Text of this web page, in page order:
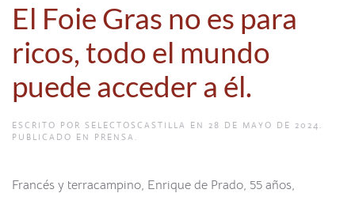
El Foie Gras no es para
ricos, todo el mundo
puede acceder a él.
ESCRITO POR SELECTOSCASTILLA EN 28 DE MAYO DE 2024 .
PUBLICADO EN PRENSA .
Francés y terracampino, Enrique de Prado, 55 años,